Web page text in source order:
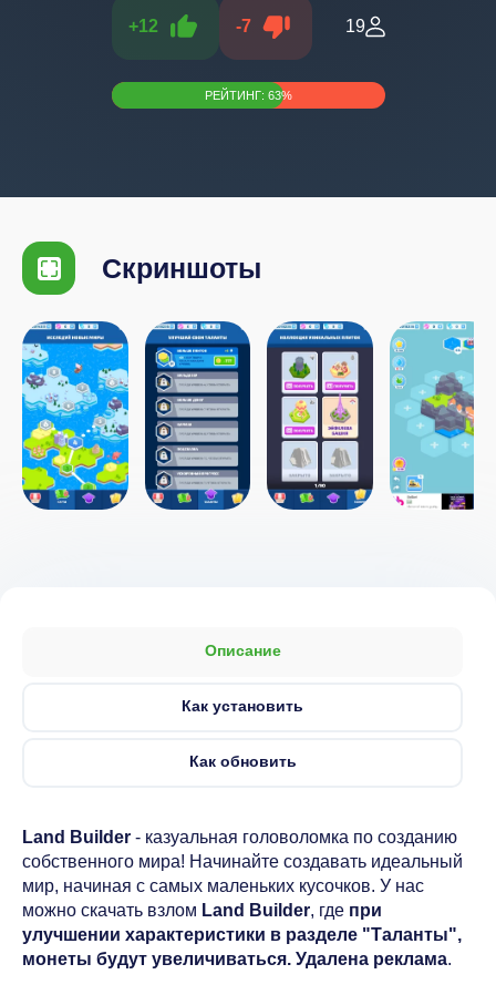
+12 -7 19
РЕЙТИНГ: 63%
Скриншоты
Описание
Как установить
Как обновить
Land Builder - казуальная головоломка по созданию
собственного мира! Начинайте создавать идеальный
мир, начиная с самых маленьких кусочков. У нас
можно скачать взлом Land Builder, где при
улучшении характеристики в разделе "Таланты",
монеты будут увеличиваться. Удалена реклама.